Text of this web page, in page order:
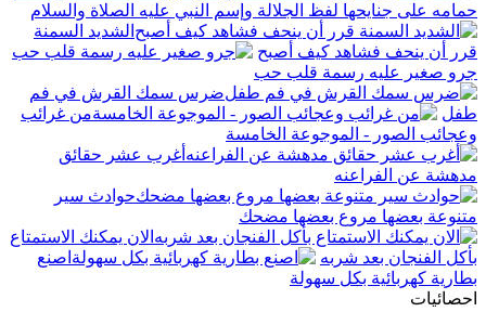
حمامه على جنايحها لفظ الجلالة وإسم النبي عليه الصلاة والسلام
الشديد السمنة
قرر أن ينحف فشاهد كيف أصبح
جرو صغير عليه رسمة قلب حب
ضرس سمك القرش في فم
طفل
من غرائب
وعجائب الصور - الموجوعة الخامسة
أغرب عشر حقائق
مدهشة عن الفراعنه
حوادث سير
متنوعة بعضها مروع بعضها مضحك
الان يمكنك الاستمتاع
بأكل الفنجان بعد شربه
اصنع
بطارية كهربائية بكل سهولة
احصائيات